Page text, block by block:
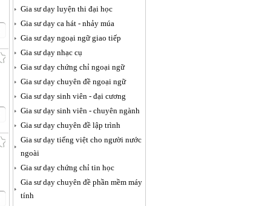
Gia sư dạy luyện thi đại học
Gia sư dạy ca hát - nhảy múa
Gia sư dạy ngoại ngữ giao tiếp
Gia sư dạy nhạc cụ
Gia sư dạy chứng chỉ ngoại ngữ
Gia sư dạy chuyên đề ngoại ngữ
Gia sư dạy sinh viên - đại cương
Gia sư dạy sinh viên - chuyên ngành
Gia sư dạy chuyên đề lập trình
Gia sư dạy tiếng việt cho người nước
ngoài
Gia sư dạy chứng chỉ tin học
Gia sư dạy chuyên đề phần mềm máy
tính